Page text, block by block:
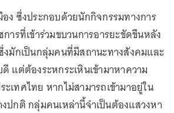
ง ซึ่งประกอบด้วยนักกิจกรรมทางการ
ารที่เข้าร่วมขบวนการอารยะขัดขืนหลัง
งมักเป็นกลุ่มคนที่มีสถานะทางสังคมและ
แต่ต้องระหกระเหินเข้ามาหาความ
เทศไทย หากไม่สามารถเข้ามาอยู่ใน
ปกติ กลุ่มคนเหล่านี้จำเป็นต้องแสวงหา